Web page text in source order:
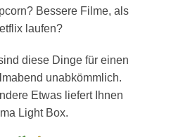
Bessere Filme, als
laufen?
diese Dinge für einen
unabkömmlich.
Etwas liefert Ihnen
Light Box.